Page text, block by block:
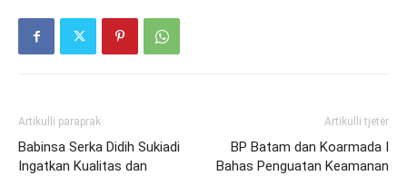
Artikulli paraprak
Babinsa Serka Didih Sukiadi
Ingatkan Kualitas dan
Artikulli tjetër
BP Batam dan Koarmada I
Bahas Penguatan Keamanan